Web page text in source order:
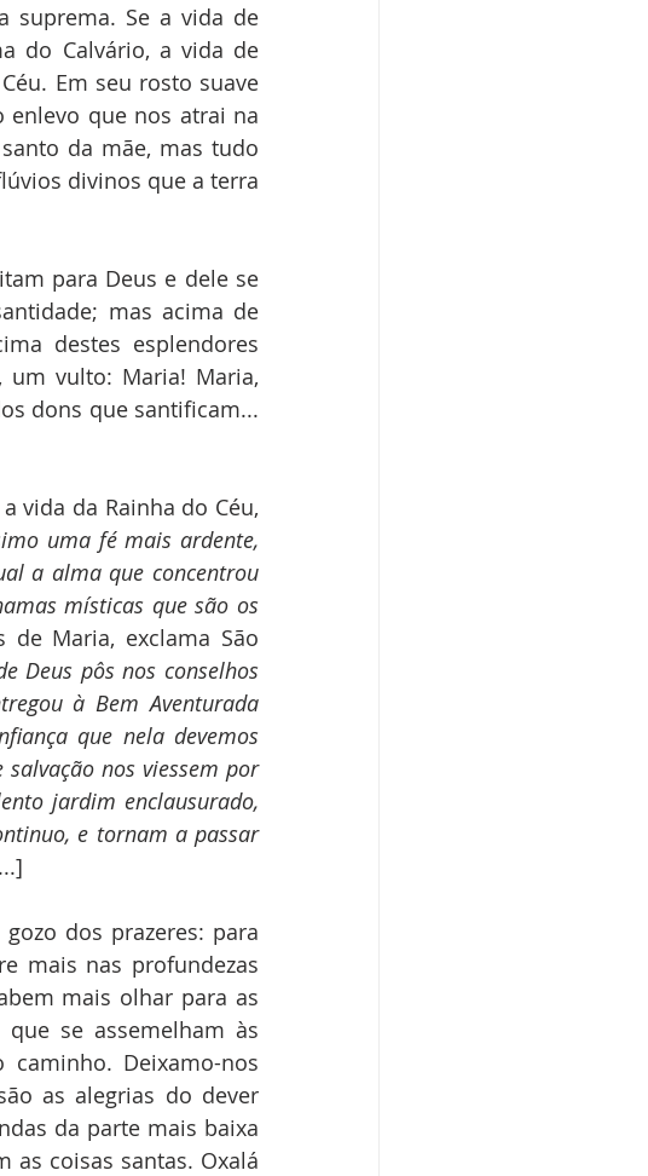
suprema. Se a vida de
do Calvário, a vida de
Em seu rosto suave
enlevo que nos atrai na
da mãe, mas tudo
divinos que a terra
para Deus e dele se
mas acima de
destes esplendores
um vulto: Maria! Maria,
vida da Rainha do Céu,
uma fé mais ardente,
a alma que concentrou
místicas que são os
Maria, exclama São
Deus pôs nos conselhos
à Bem Aventurada
que nela devemos
nos viessem por
jardim enclausurado,
e tornam a passar
dos prazeres: para
mais nas profundezas
mais olhar para as
que se assemelham às
Deixamo-nos
as alegrias do dever
da parte mais baixa
as coisas santas. Oxalá